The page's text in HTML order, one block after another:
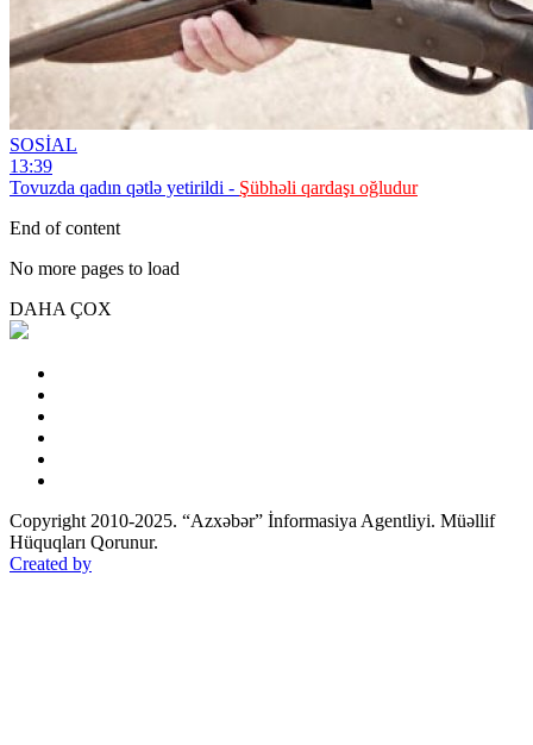
SOSİAL
13:39
Tovuzda qadın qətlə yetirildi - Şübhəli qardaşı oğludur
End of content
No more pages to load
DAHA ÇOX
Copyright 2010-2025. “Azxəbər” İnformasiya Agentliyi. Müəllif
Hüquqları Qorunur.
Created by